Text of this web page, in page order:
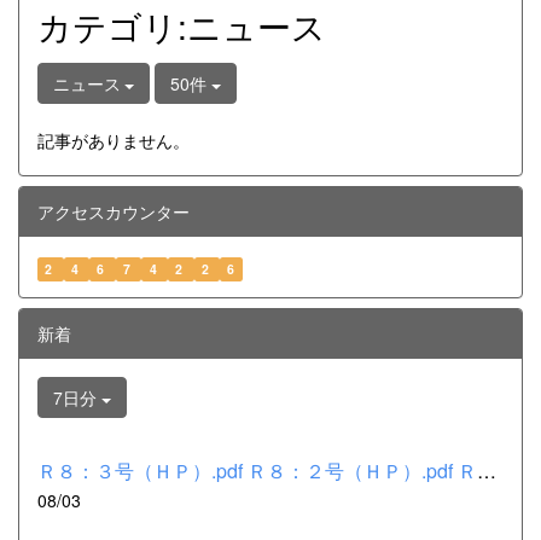
カテゴリ:ニュース
ニュース 50件
記事がありません。
アクセスカウンター
2 4 6 7 4 2 2 6
新着
7日分
Ｒ８：３号（ＨＰ）.pdf Ｒ８：２号（ＨＰ）.pdf Ｒ８：１号（Ｈ...
08/03